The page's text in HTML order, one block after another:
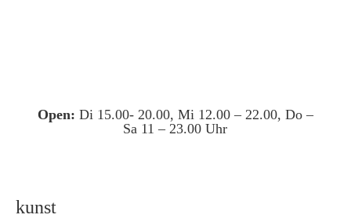
Open: Di 15.00- 20.00, Mi 12.00 – 22.00, Do –
Sa 11 – 23.00 Uhr
kunst